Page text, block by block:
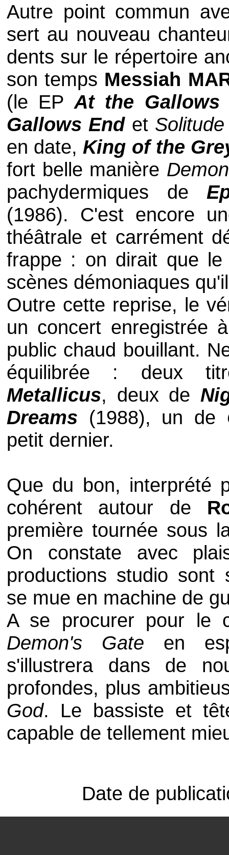
Autre point commun
sert au nouveau
dents sur le répertoire
son temps Messiah
(le EP At the Gallows
Gallows Endet
en date, King of the
fort belle manière
pachydermiques de
(1986). C'est encore
théâtrale et carrément
frappe : on dirait que
scènes démoniaques
Outre cette reprise, le
un concert enregistrée
public chaud bouillant.
équilibrée : deux
Metallicus, deux de
Dreams (1988), un de
petit dernier.
Que du bon, interprété
cohérent autour de
première tournée sous
On constate avec
productions studio sont
se mue en machine de
A se procurer pour le
Demon's Gate en
s'illustrera dans de
profondes, plus
God. Le bassiste et
capable de tellement
Date de